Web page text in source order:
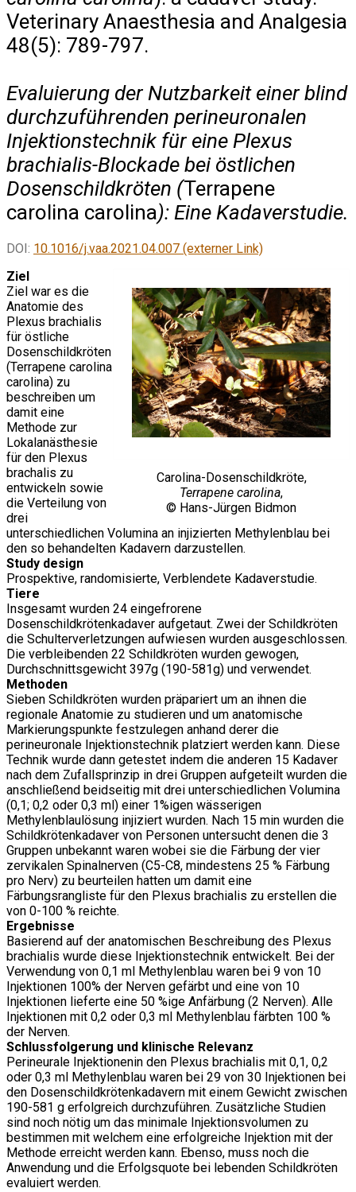
Veterinary Anaesthesia and Analgesia
48(5): 789-797.
Evaluierung der Nutzbarkeit einer blind
durchzuführenden perineuronalen
Injektionstechnik für eine Plexus
brachialis-Blockade bei östlichen
Dosenschildkröten (Terrapene
carolina carolina): Eine Kadaverstudie.
DOI: 10.1016/j.vaa.2021.04.007 (externer Link)
Carolina-Dosenschildkröte,
Terrapene carolina,
© Hans-Jürgen Bidmon
Ziel
Ziel war es die
Anatomie des
Plexus brachialis
für östliche
Dosenschildkröten
(Terrapene carolina
carolina) zu
beschreiben um
damit eine
Methode zur
Lokalanästhesie
für den Plexus
brachalis zu
entwickeln sowie
die Verteilung von
drei
unterschiedlichen Volumina an injizierten Methylenblau bei
den so behandelten Kadavern darzustellen.
Study design
Prospektive, randomisierte, Verblendete Kadaverstudie.
Tiere
Insgesamt wurden 24 eingefrorene
Dosenschildkrötenkadaver aufgetaut. Zwei der Schildkröten
die Schulterverletzungen aufwiesen wurden ausgeschlossen.
Die verbleibenden 22 Schildkröten wurden gewogen,
Durchschnittsgewicht 397g (190-581g) und verwendet.
Methoden
Sieben Schildkröten wurden präpariert um an ihnen die
regionale Anatomie zu studieren und um anatomische
Markierungspunkte festzulegen anhand derer die
perineuronale Injektionstechnik platziert werden kann. Diese
Technik wurde dann getestet indem die anderen 15 Kadaver
nach dem Zufallsprinzip in drei Gruppen aufgeteilt wurden die
anschließend beidseitig mit drei unterschiedlichen Volumina
(0,1; 0,2 oder 0,3 ml) einer 1%igen wässerigen
Methylenblaulösung injiziert wurden. Nach 15 min wurden die
Schildkrötenkadaver von Personen untersucht denen die 3
Gruppen unbekannt waren wobei sie die Färbung der vier
zervikalen Spinalnerven (C5-C8, mindestens 25 % Färbung
pro Nerv) zu beurteilen hatten um damit eine
Färbungsrangliste für den Plexus brachialis zu erstellen die
von 0-100 % reichte.
Ergebnisse
Basierend auf der anatomischen Beschreibung des Plexus
brachialis wurde diese Injektionstechnik entwickelt. Bei der
Verwendung von 0,1 ml Methylenblau waren bei 9 von 10
Injektionen 100% der Nerven gefärbt und eine von 10
Injektionen lieferte eine 50 %ige Anfärbung (2 Nerven). Alle
Injektionen mit 0,2 oder 0,3 ml Methylenblau färbten 100 %
der Nerven.
Schlussfolgerung und klinische Relevanz
Perineurale Injektionenin den Plexus brachialis mit 0,1, 0,2
oder 0,3 ml Methylenblau waren bei 29 von 30 Injektionen bei
den Dosenschildkrötenkadavern mit einem Gewicht zwischen
190-581 g erfolgreich durchzuführen. Zusätzliche Studien
sind noch nötig um das minimale Injektionsvolumen zu
bestimmen mit welchem eine erfolgreiche Injektion mit der
Methode erreicht werden kann. Ebenso, muss noch die
Anwendung und die Erfolgsquote bei lebenden Schildkröten
evaluiert werden.